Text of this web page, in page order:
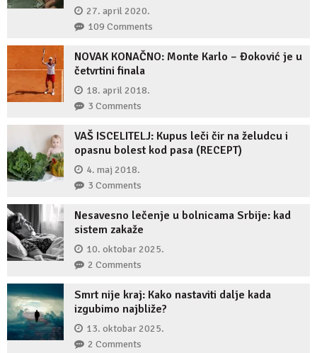
27. april 2020.
109 Comments
NOVAK KONAČNO: Monte Karlo – Đoković je u
četvrtini finala
18. april 2018.
3 Comments
VAŠ ISCELITELJ: Kupus leči čir na želudcu i
opasnu bolest kod pasa (RECEPT)
4. maj 2018.
3 Comments
Nesavesno lečenje u bolnicama Srbije: kad
sistem zakaže
10. oktobar 2025.
2 Comments
Smrt nije kraj: Kako nastaviti dalje kada
izgubimo najbliže?
13. oktobar 2025.
2 Comments